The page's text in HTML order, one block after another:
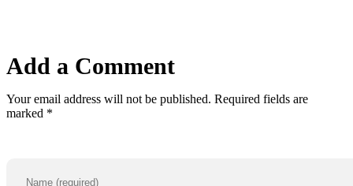
Add a Comment
Your email address will not be published. Required fields are
marked *